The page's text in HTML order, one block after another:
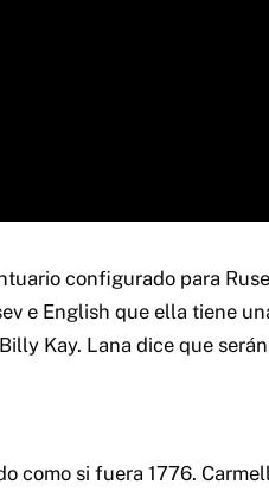
configurado para
e English que ella tiene
Kay. Lana dice que
como si fuera 1776.